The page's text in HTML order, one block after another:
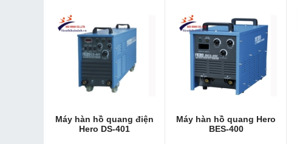
Máy hàn hồ quang điện
Hero DS-401
Máy hàn hồ quang Hero
BES-400